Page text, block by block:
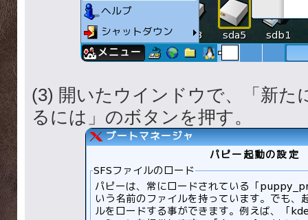
(3) 開いたウインドウで、「新た
るには」のボタンを押す。